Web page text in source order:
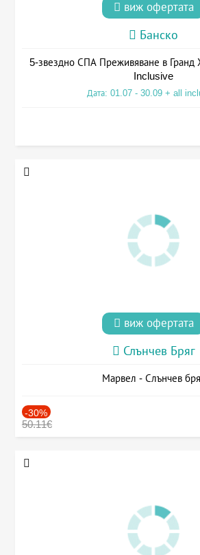
виж офертата
Банско
5-звездно СПА Преживяване в Гранд
Inclusive
Дата: 01.07 - 30.09 + all
виж офертата
Слънчев Бряг
Марвел - Слънчев
-30%
50.11€